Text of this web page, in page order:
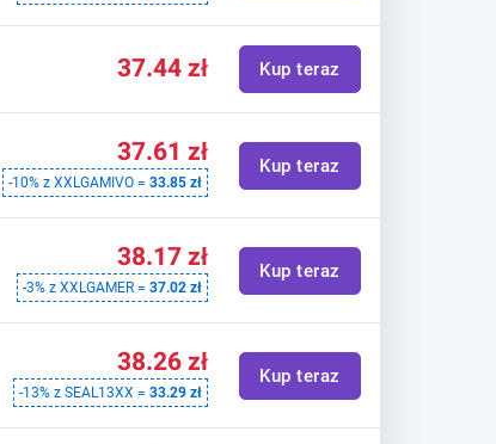
37.44 zł Kup teraz
37.61 zł
-10% z XXLGAMIVO =33.85 zł
Kup teraz
38.17 zł
-3% z XXLGAMER =37.02 zł
Kup teraz
38.26 zł
-13% z SEAL13XX =33.29 zł
Kup teraz